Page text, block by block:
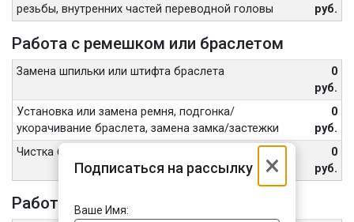
×
Подписаться на рассылку
Ваше Имя:
резьбы, внутренних частей переводной головы
руб.
Работа с ремешком или браслетом
Замена шпильки или штифта браслета
0
руб.
Установка или замена ремня, подгонка/
укорачивание браслета, замена замка/застежки
0
руб.
Чистка браслета часов ультразвуком
0
руб.
Работа с циферблатом и стрелками